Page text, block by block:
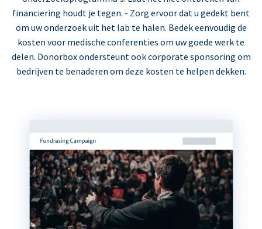
financiering houdt je tegen. - Zorg ervoor dat u gedekt bent
om uw onderzoek uit het lab te halen. Bedek eenvoudig de
kosten voor medische conferenties om uw goede werk te
delen. Donorbox ondersteunt ook corporate sponsoring om
bedrijven te benaderen om deze kosten te helpen dekken.